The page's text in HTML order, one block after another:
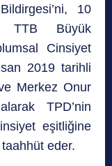
10
TTB Büyük
Cinsiyet
2019 tarihli
Merkez Onur
TPD’nin
eşitliğine
eder.